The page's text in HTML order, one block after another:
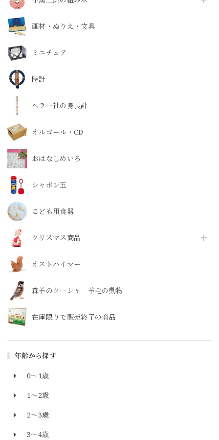
画材・ぬりえ・文具
ミニチュア
時計
ヘラー社の身長計
オルゴール・CD
おはなしめいろ
シャボン玉
こども用食器
クリスマス商品
オストハイマー
森羊のクーシャ 羊毛の動物
在庫限りで販売終了の商品
年齢から探す
0～1歳
1～2歳
2～3歳
3～4歳